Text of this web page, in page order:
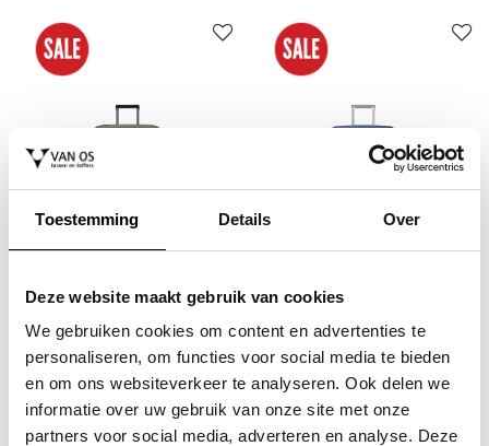
Toestemming Details Over
Deze website maakt gebruik van cookies
We gebruiken cookies om content en advertenties te
personaliseren, om functies voor social media te bieden
en om ons websiteverkeer te analyseren. Ook delen we
informatie over uw gebruik van onze site met onze
partners voor social media, adverteren en analyse. Deze
koffer / trolley /
reiskoffer 75 cm (large)
s'cure
VAN 249,00VOOR 159,00
koffer / trolley /
reiskoffer 75 cm (large)
s'cure
VAN 249,00VOOR 159,00